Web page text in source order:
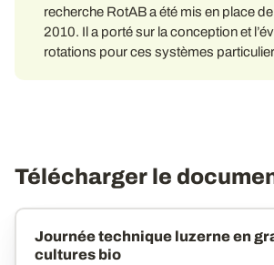
recherche RotAB a été mis en place
2010. Il a porté sur la conception et
rotations pour ces systèmes
Télécharger le
Journée technique luzerne en
cultures bio